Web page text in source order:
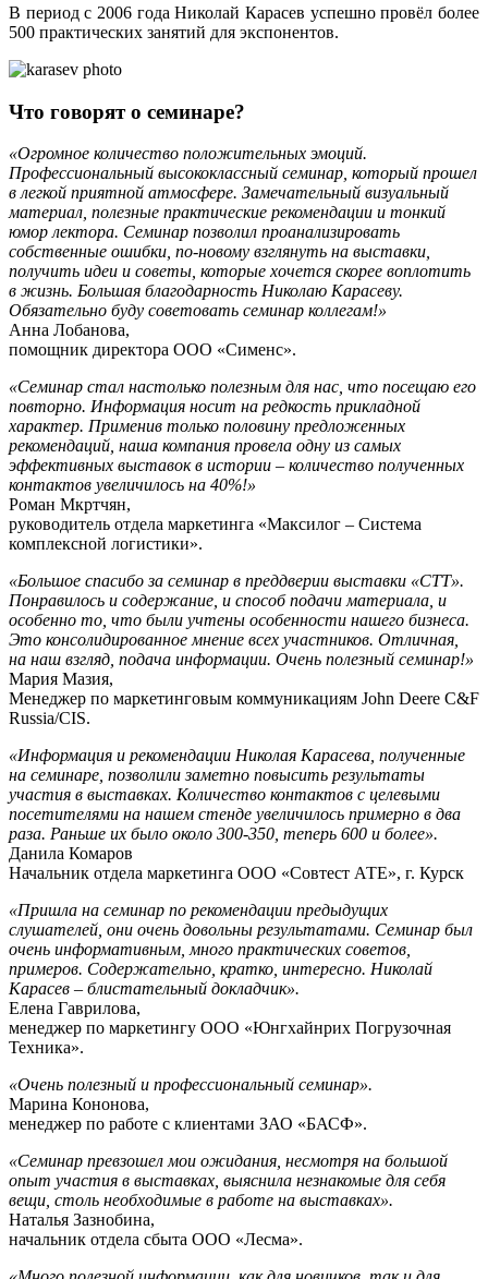
В период с 2006 года Николай Карасев успешно провёл более
500 практических занятий для экспонентов.
Что говорят о семинаре?
«Огромное количество положительных эмоций.
Профессиональный высококлассный семинар, который прошел
в легкой приятной атмосфере. Замечательный визуальный
материал, полезные практические рекомендации и тонкий
юмор лектора. Семинар позволил проанализировать
собственные ошибки, по-новому взглянуть на выставки,
получить идеи и советы, которые хочется скорее воплотить
в жизнь. Большая благодарность Николаю Карасеву.
Обязательно буду советовать семинар коллегам!»
Анна Лобанова,
помощник директора ООО «Сименс».
«Семинар стал настолько полезным для нас, что посещаю его
повторно. Информация носит на редкость прикладной
характер. Применив только половину предложенных
рекомендаций, наша компания провела одну из самых
эффективных выставок в истории – количество полученных
контактов увеличилось на 40%!»
Роман Мкртчян,
руководитель отдела маркетинга «Максилог – Система
комплексной логистики».
«Большое спасибо за семинар в преддверии выставки «СТТ».
Понравилось и содержание, и способ подачи материала, и
особенно то, что были учтены особенности нашего бизнеса.
Это консолидированное мнение всех участников. Отличная,
на наш взгляд, подача информации. Очень полезный семинар!»
Мария Мазия,
Менеджер по маркетинговым коммуникациям John Deere C&F
Russia/CIS.
«Информация и рекомендации Николая Карасева, полученные
на семинаре, позволили заметно повысить результаты
участия в выставках. Количество контактов с целевыми
посетителями на нашем стенде увеличилось примерно в два
раза. Раньше их было около 300-350, теперь 600 и более».
Данила Комаров
Начальник отдела маркетинга ООО «Совтест АТЕ», г. Курск
«Пришла на семинар по рекомендации предыдущих
слушателей, они очень довольны результатами. Семинар был
очень информативным, много практических советов,
примеров. Содержательно, кратко, интересно. Николай
Карасев – блистательный докладчик».
Елена Гаврилова,
менеджер по маркетингу ООО «Юнгхайнрих Погрузочная
Техника».
«Очень полезный и профессиональный семинар».
Марина Кононова,
менеджер по работе с клиентами ЗАО «БАСФ».
«Семинар превзошел мои ожидания, несмотря на большой
опыт участия в выставках, выяснила незнакомые для себя
вещи, столь необходимые в работе на выставках».
Наталья Зазнобина,
начальник отдела сбыта ООО «Лесма».